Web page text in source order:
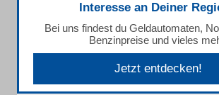
Interesse an Deiner
Bei uns findest du Geldautomaten,
Benzinpreise und vieles
Jetzt entdecken!